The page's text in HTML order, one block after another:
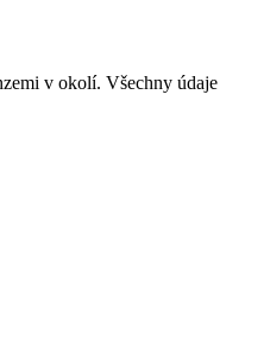
v okolí. Všechny údaje